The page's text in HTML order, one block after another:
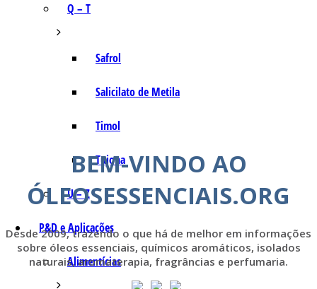
Q – T
Safrol
Salicilato de Metila
Timol
Tujona
U – Z
P&D e Aplicações
Alimentícias
BEM-VINDO AO
ÓLEOSESSENCIAIS.ORG
Desde 2009, trazendo o que há de melhor em informações
sobre óleos essenciais, químicos aromáticos, isolados
naturais, aromaterapia, fragrâncias e perfumaria.